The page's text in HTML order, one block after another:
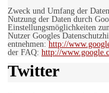
Zweck und Umfang der
Nutzung der Daten durch
Einstellungsmöglichkeiten
Nutzer Googles
entnehmen: http://
der FAQ: http://
Twitter